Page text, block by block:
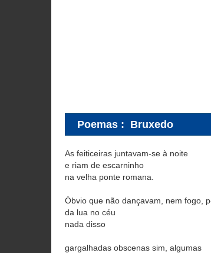
Poemas : Bruxedo
As feiticeiras juntavam-se à noite
e riam de escarninho
na velha ponte romana.
Óbvio que não dançavam, nem fogo,
da lua no céu
nada disso
gargalhadas obscenas sim, algumas